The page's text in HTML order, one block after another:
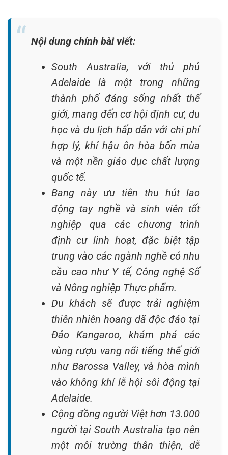
Nội dung chính bài viết:
South Australia, với thủ phủ
Adelaide là một trong những
thành phố đáng sống nhất thế
giới, mang đến cơ hội định cư, du
học và du lịch hấp dẫn với chi phí
hợp lý, khí hậu ôn hòa bốn mùa
và một nền giáo dục chất lượng
quốc tế.
Bang này ưu tiên thu hút lao
động tay nghề và sinh viên tốt
nghiệp qua các chương trình
định cư linh hoạt, đặc biệt tập
trung vào các ngành nghề có nhu
cầu cao như Y tế, Công nghệ Số
và Nông nghiệp Thực phẩm.
Du khách sẽ được trải nghiệm
thiên nhiên hoang dã độc đáo tại
Đảo Kangaroo, khám phá các
vùng rượu vang nổi tiếng thế giới
như Barossa Valley, và hòa mình
vào không khí lễ hội sôi động tại
Adelaide.
Cộng đồng người Việt hơn 13.000
người tại South Australia tạo nên
một môi trường thân thiện, dễ